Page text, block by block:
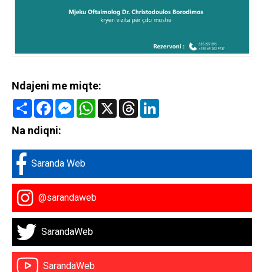
Ndajeni me miqte:
Share FacebookMessenger
WhatsApp
X Threads
Na ndiqni:
Saranda Web
@sarandaweb
SarandaWeb
SarandaWeb